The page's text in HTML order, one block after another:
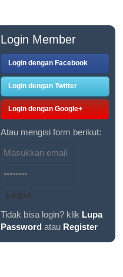
Login Member
Login dengan Facebook
Login dengan Twitter
Login dengan Google+
Atau mengisi form berikut:
Tidak bisa login? klik Lupa
Password atau Register